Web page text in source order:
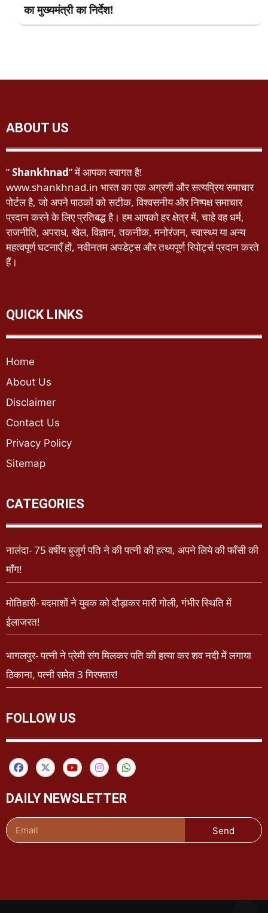
का मुख्यमंत्री का निर्देश!
ABOUT US
”Shankhnad” में आपका स्वागत है!
www.shankhnad.in भारत का एक अग्रणी और सत्यप्रिय समाचार
पोर्टल है, जो अपने पाठकों को सटीक, विश्वसनीय और निष्पक्ष समाचार
प्रदान करने के लिए प्रतिबद्ध है। हम आपको हर क्षेत्र में, चाहे वह धर्म,
राजनीति, अपराध, खेल, विज्ञान, तकनीक, मनोरंजन, स्वास्थ्य या अन्य
महत्वपूर्ण घटनाएँ हों, नवीनतम अपडेट्स और तथ्यपूर्ण रिपोर्ट्स प्रदान करते
हैं।
QUICK LINKS
Home
About Us
Disclaimer
Contact Us
Privacy Policy
Sitemap
CATEGORIES
नालंदा- 75 वर्षीय बुजुर्ग पति ने की पत्नी की हत्या, अपने लिये की फाँसी की
माँग!
मोतिहारी- बदमाशों ने युवक को दौड़ाकर मारी गोली, गंभीर स्थिति में
ईलाजरत!
भागलपुर- पत्नी ने प्रेमी संग मिलकर पति की हत्या कर शव नदी में लगाया
ठिकाना, पत्नी समेत 3 गिरफ्तार!
FOLLOW US
DAILY NEWSLETTER
Send